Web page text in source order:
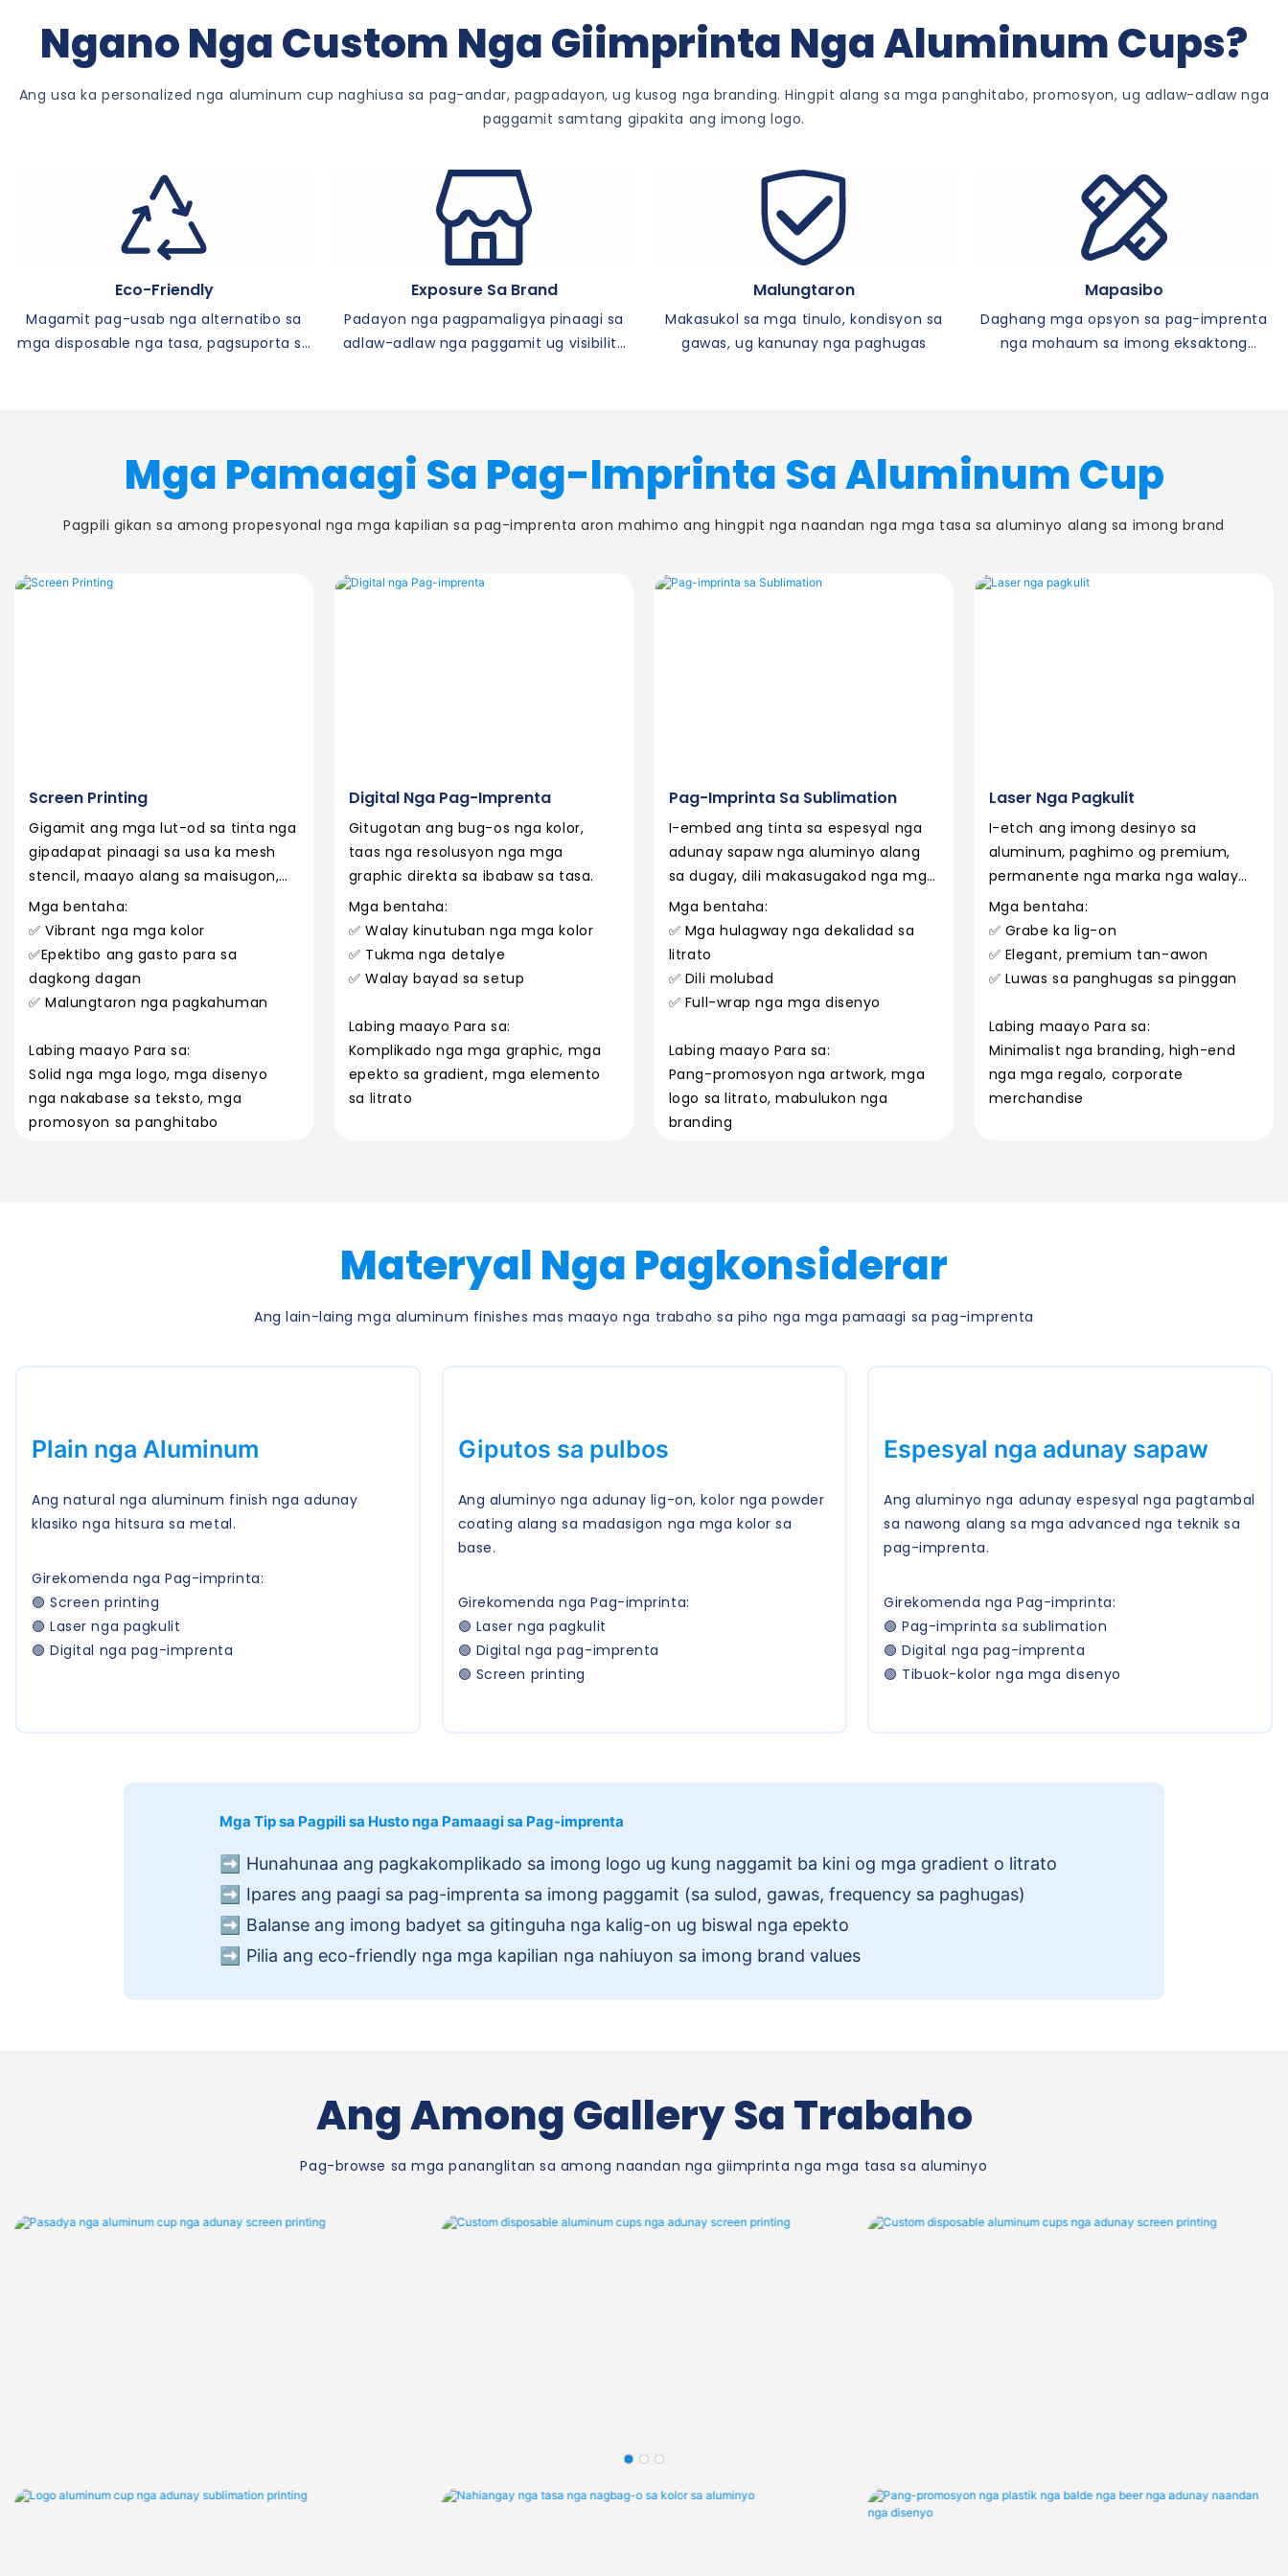
Ngano Nga Custom Nga Giimprinta Nga Aluminum Cups?
Ang usa ka personalized nga aluminum cup naghiusa sa pag-andar, pagpadayon, ug kusog nga branding. Hingpit alang sa mga panghitabo, promosyon, ug adlaw-adlaw nga
paggamit samtang gipakita ang imong logo.
Eco-Friendly
Magamit pag-usab nga alternatibo sa
mga disposable nga tasa, pagsuporta sa
Exposure Sa Brand
Padayon nga pagpamaligya pinaagi sa
adlaw-adlaw nga paggamit ug visibility
Malungtaron
Makasukol sa mga tinulo, kondisyon sa
gawas, ug kanunay nga paghugas
Mapasibo
Daghang mga opsyon sa pag-imprenta
nga mohaum sa imong eksaktong
Mga Pamaagi Sa Pag-Imprinta Sa Aluminum Cup
Pagpili gikan sa among propesyonal nga mga kapilian sa pag-imprenta aron mahimo ang hingpit nga naandan nga mga tasa sa aluminyo alang sa imong brand
Screen Printing
Gigamit ang mga lut-od sa tinta nga
gipadapat pinaagi sa usa ka mesh
stencil, maayo alang sa maisugon,
usa ka kolor nga mga logo.
Mga bentaha:
✅ Vibrant nga mga kolor
✅Epektibo ang gasto para sa
dagkong dagan
✅ Malungtaron nga pagkahuman
Labing maayo Para sa:
Solid nga mga logo, mga disenyo
nga nakabase sa teksto, mga
promosyon sa panghitabo
Digital Nga Pag-Imprenta
Gitugotan ang bug-os nga kolor,
taas nga resolusyon nga mga
graphic direkta sa ibabaw sa tasa.
Mga bentaha:
✅ Walay kinutuban nga mga kolor
✅ Tukma nga detalye
✅ Walay bayad sa setup
Labing maayo Para sa:
Komplikado nga mga graphic, mga
epekto sa gradient, mga elemento
sa litrato
Pag-Imprinta Sa Sublimation
I-embed ang tinta sa espesyal nga
adunay sapaw nga aluminyo alang
sa dugay, dili makasugakod nga mga
disenyo.
Mga bentaha:
✅ Mga hulagway nga dekalidad sa
litrato
✅ Dili molubad
✅ Full-wrap nga mga disenyo
Labing maayo Para sa:
Pang-promosyon nga artwork, mga
logo sa litrato, mabulukon nga
branding
Laser Nga Pagkulit
I-etch ang imong desinyo sa
aluminum, paghimo og premium,
permanente nga marka nga walay
tinta.
Mga bentaha:
✅ Grabe ka lig-on
✅ Elegant, premium tan-awon
✅ Luwas sa panghugas sa pinggan
Labing maayo Para sa:
Minimalist nga branding, high-end
nga mga regalo, corporate
merchandise
Materyal Nga Pagkonsiderar
Ang lain-laing mga aluminum finishes mas maayo nga trabaho sa piho nga mga pamaagi sa pag-imprenta
Plain nga Aluminum
Ang natural nga aluminum finish nga adunay
klasiko nga hitsura sa metal.
Girekomenda nga Pag-imprinta:
🟢 Screen printing
🟢 Laser nga pagkulit
🟢 Digital nga pag-imprenta
Giputos sa pulbos
Ang aluminyo nga adunay lig-on, kolor nga powder
coating alang sa madasigon nga mga kolor sa
base.
Girekomenda nga Pag-imprinta:
🟢 Laser nga pagkulit
🟢 Digital nga pag-imprenta
🟢 Screen printing
Espesyal nga adunay sapaw
Ang aluminyo nga adunay espesyal nga pagtambal
sa nawong alang sa mga advanced nga teknik sa
pag-imprenta.
Girekomenda nga Pag-imprinta:
🟢 Pag-imprinta sa sublimation
🟢 Digital nga pag-imprenta
🟢 Tibuok-kolor nga mga disenyo
Mga Tip sa Pagpili sa Husto nga Pamaagi sa Pag-imprenta
➡️ Hunahunaa ang pagkakomplikado sa imong logo ug kung naggamit ba kini og mga gradient o litrato
➡️ Ipares ang paagi sa pag-imprenta sa imong paggamit (sa sulod, gawas, frequency sa paghugas)
➡️ Balanse ang imong badyet sa gitinguha nga kalig-on ug biswal nga epekto
➡️ Pilia ang eco-friendly nga mga kapilian nga nahiuyon sa imong brand values
Ang Among Gallery Sa Trabaho
Pag-browse sa mga pananglitan sa among naandan nga giimprinta nga mga tasa sa aluminyo